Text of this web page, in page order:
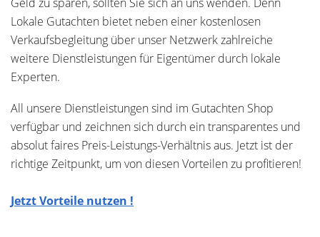
Lokale Gutachten bietet neben einer kostenlosen
Verkaufsbegleitung über unser Netzwerk zahlreiche
weitere Dienstleistungen für Eigentümer durch lokale
Experten.
All unsere Dienstleistungen sind im Gutachten Shop
verfügbar und zeichnen sich durch ein transparentes und
absolut faires Preis-Leistungs-Verhältnis aus. Jetzt ist der
richtige Zeitpunkt, um von diesen Vorteilen zu profitieren!
Jetzt Vorteile nutzen !